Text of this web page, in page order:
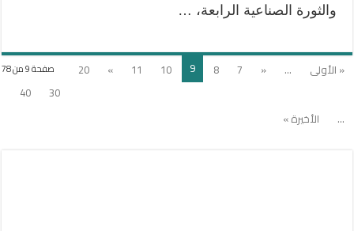
والثورة الصناعية الرابعة، …
صفحة 9 من 78 « الأولى ...
«
7
8
9
10
11
»
20
30
40
...
الأخيرة »